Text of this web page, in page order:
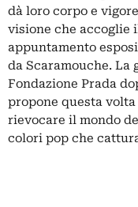
dà loro corpo e
visione che accoglie
appuntamento
da Scaramouche. La
Fondazione Prada
propone questa
rievocare il mondo
colori pop che